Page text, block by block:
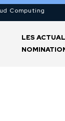
Computing
LES